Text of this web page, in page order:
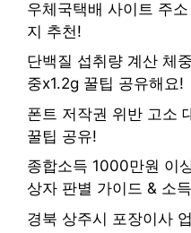
우체국택배 사이트 주
지 추천!
단백질 섭취량 계산 체
중x1.2g 꿀팁 공유해요!
폰트 저작권 위반 고소
꿀팁 공유!
종합소득 1000만원 이
상자 판별 가이드 & 소
경북 상주시 포장이사